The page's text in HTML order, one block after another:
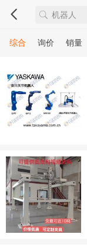
综合 询价 销量